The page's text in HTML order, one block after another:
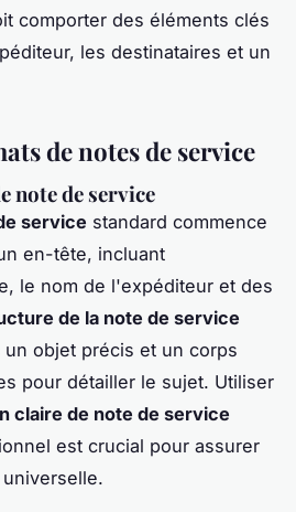
comporter des éléments clés
les destinataires et un
de notes de service
note de service
service standard commence
en-tête, incluant
le nom de l'expéditeur et des
de la note de service
objet précis et un corps
pour détailler le sujet. Utiliser
claire de note de service
est crucial pour assurer